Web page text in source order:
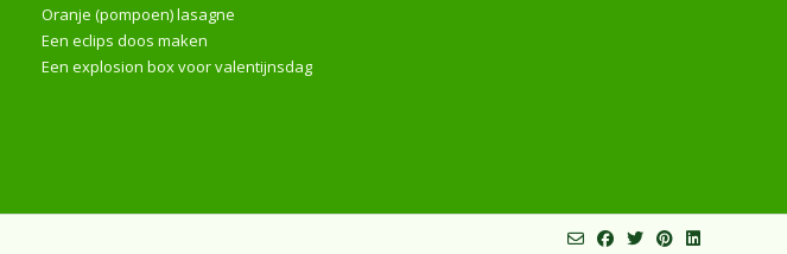
Oranje (pompoen) lasagne
Een eclips doos maken
Een explosion box voor valentijnsdag